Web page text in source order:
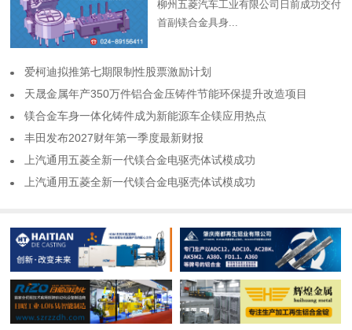
柳州五菱汽车工业有限公司日前成功交付
首副镁合金具身...
​爱柯迪拟推第七期限制性股票激励计划
​天晟金属年产350万件铝合金压铸件节能环保提升改造项目
​镁合金车身一体化铸件成为新能源车企镁应用热点
​丰田发布2027财年第一季度最新财报
​上汽通用五菱全新一代镁合金电驱壳体试模成功
​上汽通用五菱全新一代镁合金电驱壳体试模成功